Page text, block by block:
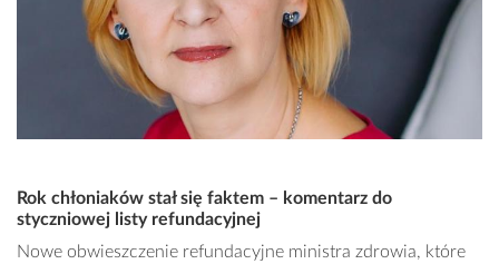
Rok chłoniaków stał się faktem – komentarz do
styczniowej listy refundacyjnej
Nowe obwieszczenie refundacyjne ministra zdrowia, które